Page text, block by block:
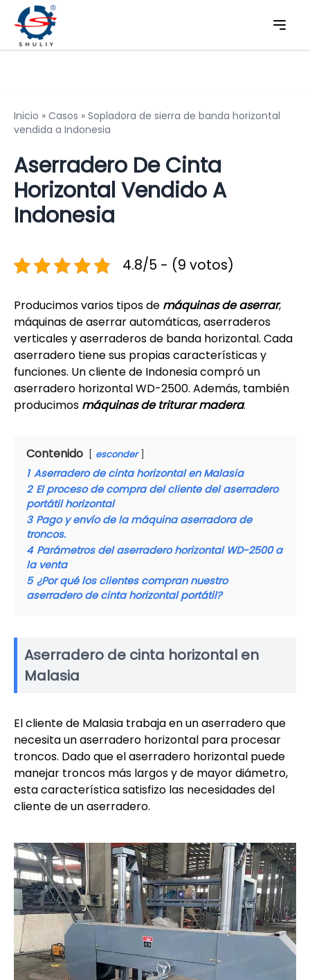
Inicio » Casos » Sopladora de sierra de banda horizontal
vendida a Indonesia
Aserradero De Cinta
Horizontal Vendido A
Indonesia
4.8/5 - (9 votos)
Producimos varios tipos de máquinas de aserrar,
máquinas de aserrar automáticas, aserraderos
verticales y aserraderos de banda horizontal. Cada
aserradero tiene sus propias características y
funciones. Un cliente de Indonesia compró un
aserradero horizontal WD-2500. Además, también
producimos máquinas de triturar madera.
Contenido esconder
1 Aserradero de cinta horizontal en Malasia
2 El proceso de compra del cliente del aserradero
portátil horizontal
3 Pago y envío de la máquina aserradora de
troncos.
4 Parámetros del aserradero horizontal WD-2500 a
la venta
5 ¿Por qué los clientes compran nuestro
aserradero de cinta horizontal portátil?
Aserradero de cinta horizontal en
Malasia
El cliente de Malasia trabaja en un aserradero que
necesita un aserradero horizontal para procesar
troncos. Dado que el aserradero horizontal puede
manejar troncos más largos y de mayor diámetro,
esta característica satisfizo las necesidades del
cliente de un aserradero.